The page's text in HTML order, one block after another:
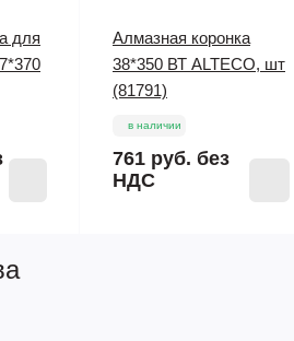
для
Алмазная коронка
38*350 ВТ ALTECO, шт
(81791)
в наличии
761 руб. без
НДС